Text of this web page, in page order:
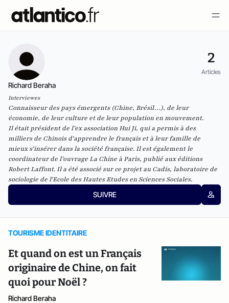
2
Articles
Richard Beraha
Interviewes
Connaisseur des pays émergents (Chine, Brésil…), de leur
économie, de leur culture et de leur population en mouvement.
Il était président de l’ex association Hui Ji, qui a permis à des
milliers de Chinois d'apprendre le français et à leur famille de
mieux s'insérer dans la société française.Il est également le
coordinateur de l’ouvrageLa Chine à Paris, publié aux éditions
Robert Laffont. Il a été associé sur ce projet au Cadis, laboratoire de
sociologie de l'Ecole des Hautes Etudes en Sciences Sociales.
SUIVRE
TOURISME IDENTITAIRE
Et quand on est un Français
originaire de Chine, on fait
quoi pour Noël ?
Richard Beraha